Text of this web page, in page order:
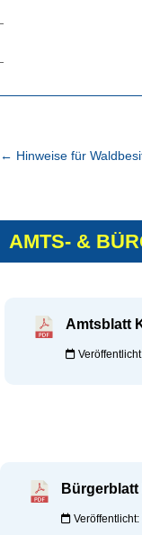
← Hinweise für
AMTS- &
Amtsblatt
Bürgerblatt